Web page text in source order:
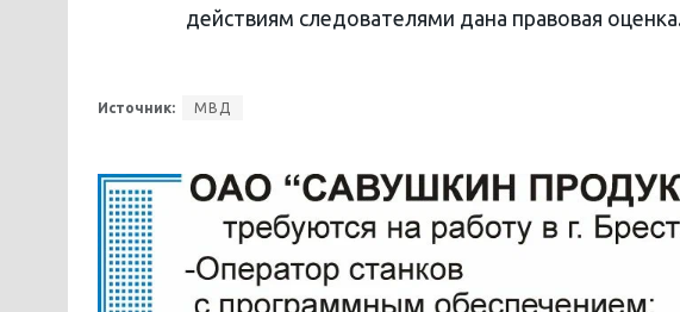
действиям следователями дана правовая
Источник: МВД